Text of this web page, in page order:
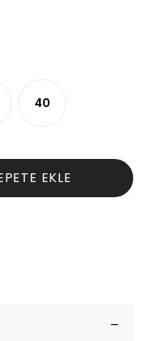
40
EKLE